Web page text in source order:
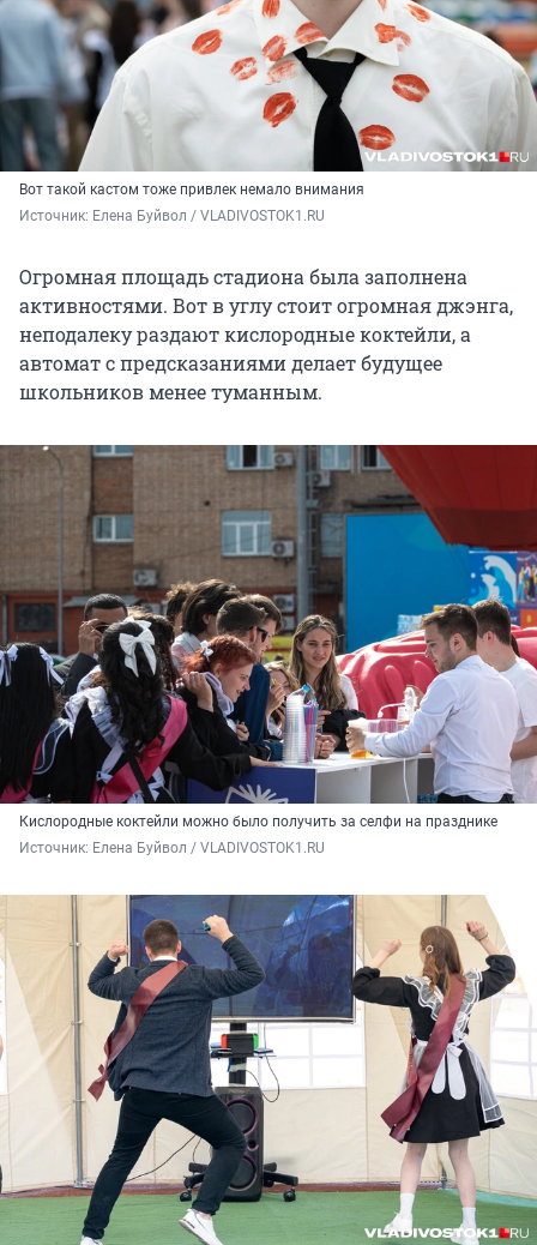
Вот такой кастом тоже привлек немало внимания
Источник: Елена Буйвол / VLADIVOSTOK1.RU
Огромная площадь стадиона была заполнена
активностями. Вот в углу стоит огромная джэнга,
неподалеку раздают кислородные коктейли, а
автомат с предсказаниями делает будущее
школьников менее туманным.
Кислородные коктейли можно было получить за селфи на празднике
Источник: Елена Буйвол / VLADIVOSTOK1.RU